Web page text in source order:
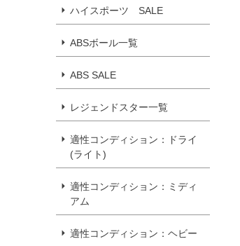
ハイスポーツ SALE
ABSボール一覧
ABS SALE
レジェンドスター一覧
適性コンディション：ドライ
(ライト)
適性コンディション：ミディ
アム
適性コンディション：ヘビー